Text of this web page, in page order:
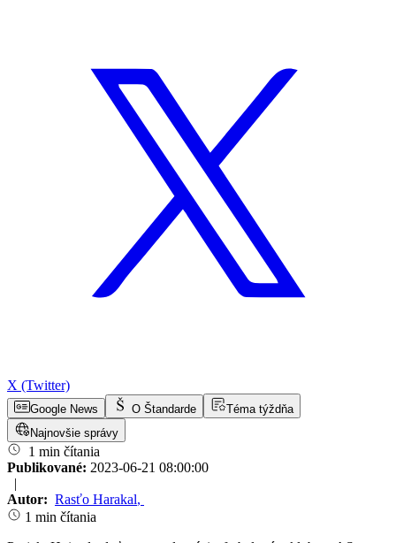
X (Twitter)
Google News O Štandarde
Téma týždňa
Najnovšie správy
1 min čítania
Publikované: 2023-06-21 08:00:00
|
Autor: Rasťo Harakal,
1 min čítania